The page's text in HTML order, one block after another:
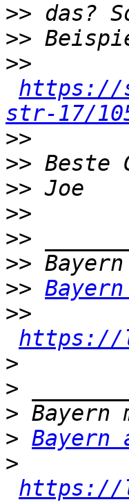
>>
>>
>>
https://
str-17/
>>
>>
>>
>>
>>
>>
>>
>>
https://
>
>
>
>
>
https://